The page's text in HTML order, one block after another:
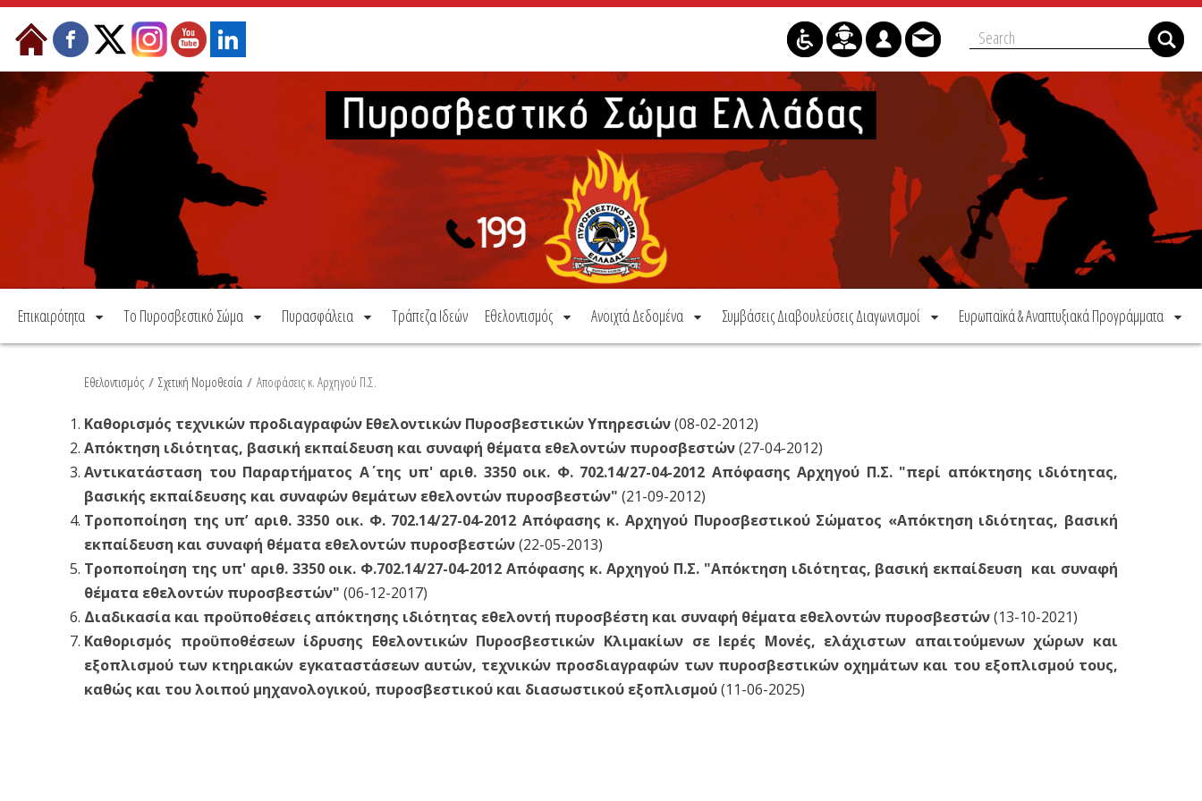
Μετάβαση στο περιεχόμενο
Επικαιρότητα Το Πυροσβεστικό Σώμα Πυρασφάλεια Τράπεζα Ιδεών Εθελοντισμός Ανοιχτά Δεδομένα Συμβάσεις Διαβουλεύσεις Διαγωνισμοί Ευρωπαϊκά & Αναπτυξιακά Προγράμματα
Εθελοντισμός / Σχετική Νομοθεσία / Αποφάσεις κ. Αρχηγού Π.Σ.
Καθορισμός τεχνικών προδιαγραφών Εθελοντικών Πυροσβεστικών Υπηρεσιών(08-02-2012)
Απόκτηση ιδιότητας, βασική εκπαίδευση και συναφή θέματα εθελοντών πυροσβεστών(27-04-2012)
Αντικατάσταση του Παραρτήματος Α΄ της υπ' αριθ. 3350 οικ. Φ. 702.14/27-04-2012 Απόφασης Αρχηγού Π.Σ. "περί απόκτησης ιδιότητας,
βασικής εκπαίδευσης και συναφών θεμάτων εθελοντών πυροσβεστών" (21-09-2012)
Τροποποίηση της υπ’ αριθ. 3350 οικ. Φ. 702.14/27-04-2012 Απόφασης κ. Αρχηγού Πυροσβεστικού Σώματος «Απόκτηση ιδιότητας, βασική
εκπαίδευση και συναφή θέματα εθελοντών πυροσβεστών(22-05-2013)
Τροποποίηση της υπ' αριθ. 3350 οικ. Φ.702.14/27-04-2012 Απόφασης κ. Αρχηγού Π.Σ. "Απόκτηση ιδιότητας, βασική εκπαίδευση και συναφή
θέματα εθελοντών πυροσβεστών" (06-12-2017)
Διαδικασία και προϋποθέσεις απόκτησης ιδιότητας εθελοντή πυροσβέστη και συναφή θέματα εθελοντών πυροσβεστών(13-10-2021)
Καθορισμός προϋποθέσεων ίδρυσης Εθελοντικών Πυροσβεστικών Κλιμακίων σε Ιερές Μονές, ελάχιστων απαιτούμενων χώρων και
εξοπλισμού των κτηριακών εγκαταστάσεων αυτών, τεχνικών προσδιαγραφών των πυροσβεστικών οχημάτων και του εξοπλισμού τους,
καθώς και του λοιπού μηχανολογικού, πυροσβεστικού και διασωστικού εξοπλισμού(11-06-2025)